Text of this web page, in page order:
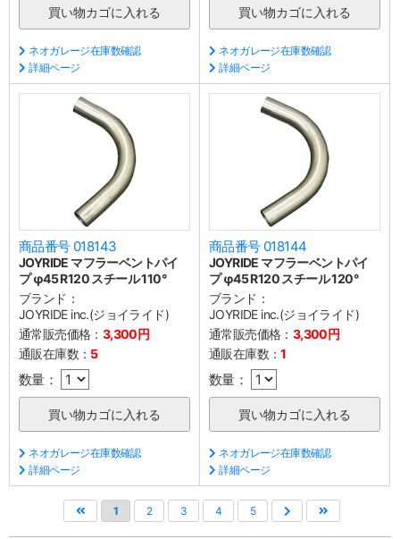
ネオガレージ在庫数確認
詳細ページ
ネオガレージ在庫数確認
詳細ページ
商品番号 018143
JOYRIDE マフラーベントパイ
プ φ45 R120 スチール 110°
ブランド：
JOYRIDE inc.(ジョイライド)
通常販売価格： 3,300円
通販在庫数： 5
数量：
ネオガレージ在庫数確認
詳細ページ
商品番号 018144
JOYRIDE マフラーベントパイ
プ φ45 R120 スチール 120°
ブランド：
JOYRIDE inc.(ジョイライド)
通常販売価格： 3,300円
通販在庫数：1
数量：
ネオガレージ在庫数確認
詳細ページ
1 2 3 4 5